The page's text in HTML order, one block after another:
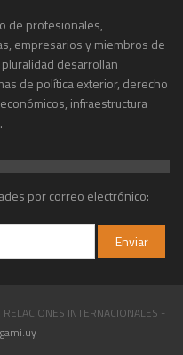
de profesionales,
empresarios y miembros de
desarrollan
de política exterior, derecho
infraestructura
por correo electrónico:
INTERNACIONALES -